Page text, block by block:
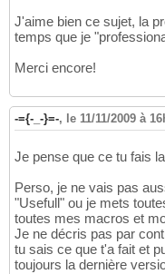
16
17
19
21
'   V2.01
'
'   ...
J'aime bien ce sujet, la
temps que je
Merci encore!
-={-_-}=-, le 11/11/2009 à
Je pense que ce tu fais
Perso, je ne vais pas
"Usefull" ou je mets
toutes mes macros et
Je ne décris pas par
tu sais ce que t'a fait et
toujours la dernière